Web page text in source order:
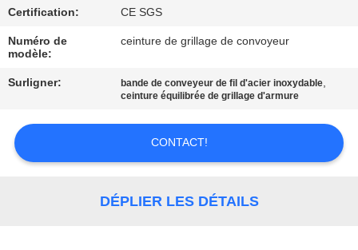
CONTACTEZ-
NOUS
NOUVELLES
DEMANDEZ
UNE
CITATION
Certification: CE SGS
Numéro de
modèle:
ceinture de grillage de convoyeur
Surligner: bande de conveyeur de fil d'acier inoxydable,
ceinture équilibrée de grillage d'armure
CONTACT!
DÉPLIER LES DÉTAILS